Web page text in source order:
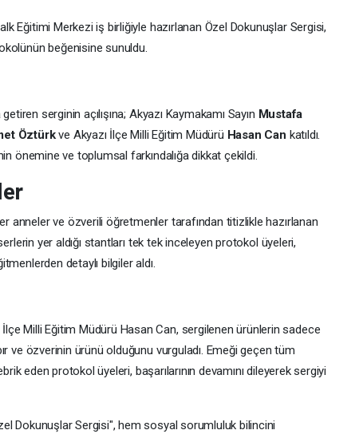
Eğitimi Merkezi iş birliğiyle hazırlanan Özel Dokunuşlar Sergisi,
beğenisine sunuldu.
serginin açılışına; Akyazı Kaymakamı Sayın Mustafa
Öztürkve Akyazı İlçe Milli Eğitim Müdürü Hasan Can katıldı.
önemine ve toplumsal farkındalığa dikkat çekildi.
anneler ve özverili öğretmenler tarafından titizlikle hazırlanan
yer aldığı stantları tek tek inceleyen protokol üyeleri,
detaylı bilgiler aldı.
Milli Eğitim Müdürü Hasan Can, sergilenen ürünlerin sadece
ve özverinin ürünü olduğunu vurguladı. Emeği geçen tüm
eden protokol üyeleri, başarılarının devamını dileyerek sergiyi
Dokunuşlar Sergisi", hem sosyal sorumluluk bilincini